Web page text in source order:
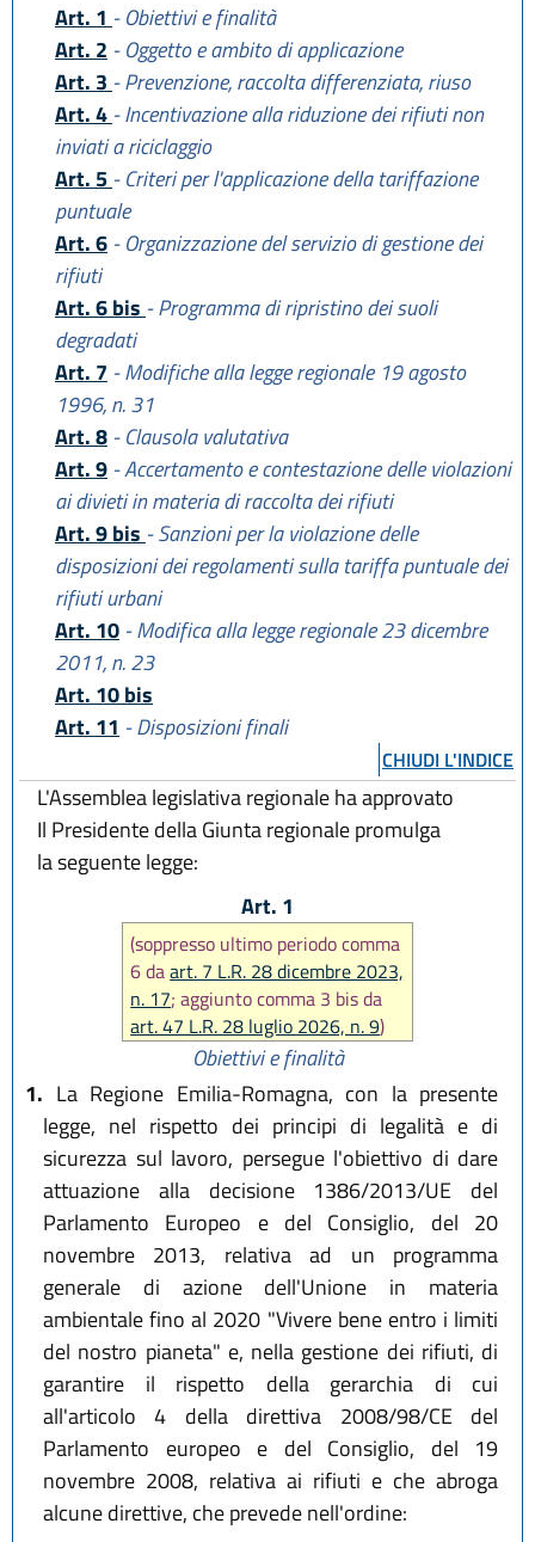
Art. 1 - Obiettivi e finalità
Art. 2 - Oggetto e ambito di applicazione
Art. 3 - Prevenzione, raccolta differenziata, riuso
Art. 4 - Incentivazione alla riduzione dei rifiuti non
inviati a riciclaggio
Art. 5 - Criteri per l'applicazione della tariffazione
puntuale
Art. 6 - Organizzazione del servizio di gestione dei
rifiuti
Art. 6 bis - Programma di ripristino dei suoli
degradati
Art. 7 - Modifiche alla legge regionale 19 agosto
1996, n. 31
Art. 8 - Clausola valutativa
Art. 9 - Accertamento e contestazione delle violazioni
ai divieti in materia di raccolta dei rifiuti
Art. 9 bis - Sanzioni per la violazione delle
disposizioni dei regolamenti sulla tariffa puntuale dei
rifiuti urbani
Art. 10 - Modifica alla legge regionale 23 dicembre
2011, n. 23
Art. 10 bis
Art. 11 - Disposizioni finali
CHIUDI L'INDICE
L'Assemblea legislativa regionale ha approvato
Il Presidente della Giunta regionale promulga
la seguente legge:
Art. 1
(soppresso ultimo periodo comma
6 daart. 7 L.R. 28 dicembre 2023,
n. 17; aggiunto comma 3 bis da
art. 47 L.R. 28 luglio 2026, n. 9)
Obiettivi e finalità
1. La Regione Emilia-Romagna, con la presente
legge, nel rispetto dei principi di legalità e di
sicurezza sul lavoro, persegue l'obiettivo di dare
attuazione alla decisione 1386/2013/UE del
Parlamento Europeo e del Consiglio, del 20
novembre 2013, relativa ad un programma
generale di azione dell'Unione in materia
ambientale fino al 2020 "Vivere bene entro i limiti
del nostro pianeta" e, nella gestione dei rifiuti, di
garantire il rispetto della gerarchia di cui
all'articolo 4 della direttiva 2008/98/CE del
Parlamento europeo e del Consiglio, del 19
novembre 2008, relativa ai rifiuti e che abroga
alcune direttive, che prevede nell'ordine: